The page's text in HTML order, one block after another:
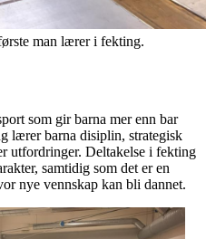
man lærer i fekting.
som gir barna mer enn bar
lærer barna disiplin, strategisk
utfordringer. Deltakelse i fekting
samtidig som det er en
nye vennskap kan bli dannet.